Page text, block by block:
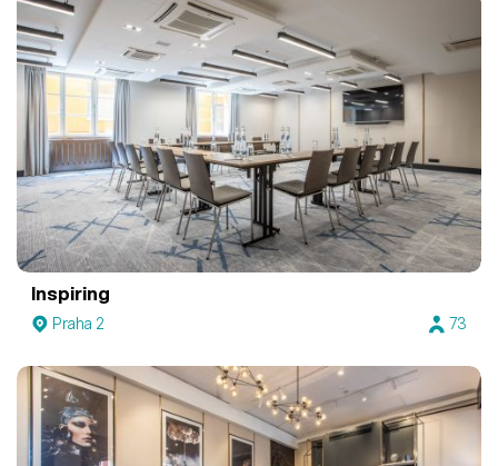
Inspiring
Praha 2 73